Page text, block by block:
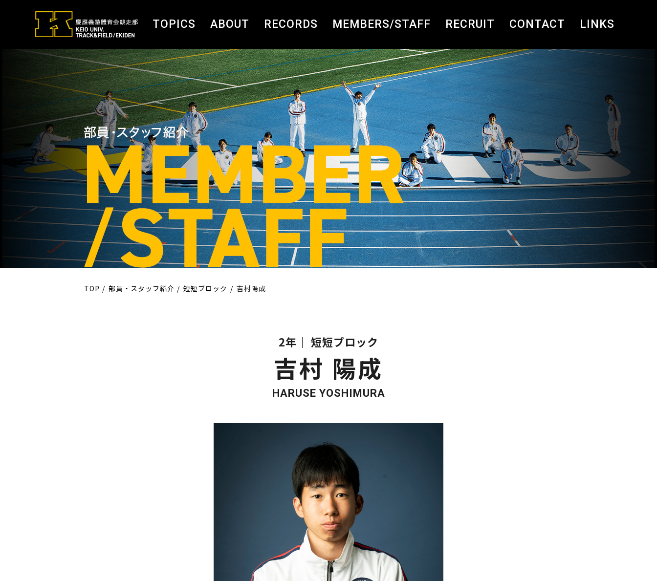
TOPICS ABOUT RECORDS MEMBERS/STAFF RECRUIT CONTACT LINKS
TOP 部員・スタッフ紹介 短短ブロック 吉村陽成
2年 短短ブロック
吉村 陽成
HARUSE YOSHIMURA